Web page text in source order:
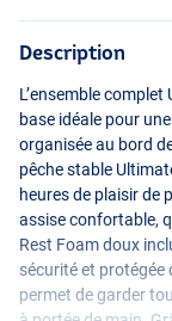
Description
L’ensemble
base idéale pour
organisée au bord
pêche stable
heures de plaisir de
assise confortable,
Rest Foam doux
sécurité et protégée
permet de garder